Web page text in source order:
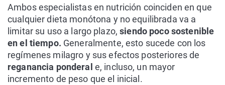
Ambos especialistas en nutrición coinciden en que
cualquier dieta monótona y no equilibrada va a
limitar su uso a largo plazo, siendo poco sostenible
en el tiempo. Generalmente, esto sucede con los
regímenes milagro y sus efectos posteriores de
reganancia ponderal e, incluso, un mayor
incremento de peso que el inicial.